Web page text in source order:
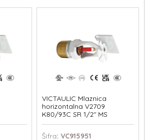
VICTAULIC Mlaznica
horizontalna V2709
K80/93C SR 1/2" MS
Šifra: VC915951